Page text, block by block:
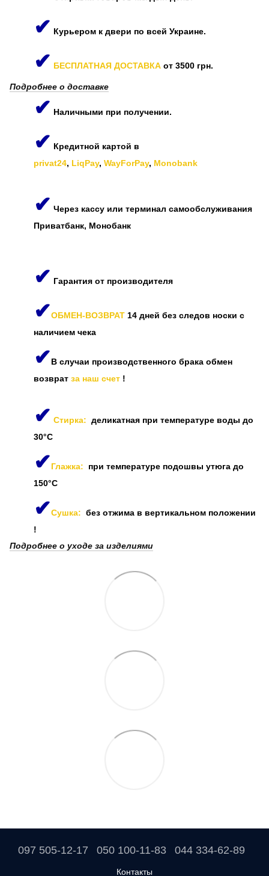
✔ Курьером к двери по всей Украине.
✔ БЕСПЛАТНАЯ ДОСТАВКА от 3500 грн.
Подробнее о доставке
✔ Наличными при получении.
✔ Кредитной картой в
privat24, LiqPay, WayForPay, Monobank
✔ Через кассу или терминал самообслуживания
Приватбанк, Монобанк
✔ Гарантия от производителя
✔ОБМЕН-ВОЗВРАТ 14 дней без следов носки с
наличием чека
✔В случаи производственного брака обмен
возврат за наш счет !
✔ Стирка: деликатная при температуре воды до
30°C
✔Глажка: при температуре подошвы утюга до
150°C
✔Сушка: без отжима в вертикальном положении
!
Подробнее о уходе за изделиями
097 505-12-17 050 100-11-83 044 334-62-89
Контакты